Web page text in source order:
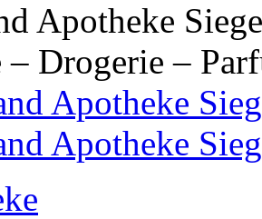
Apotheke
Drogerie –